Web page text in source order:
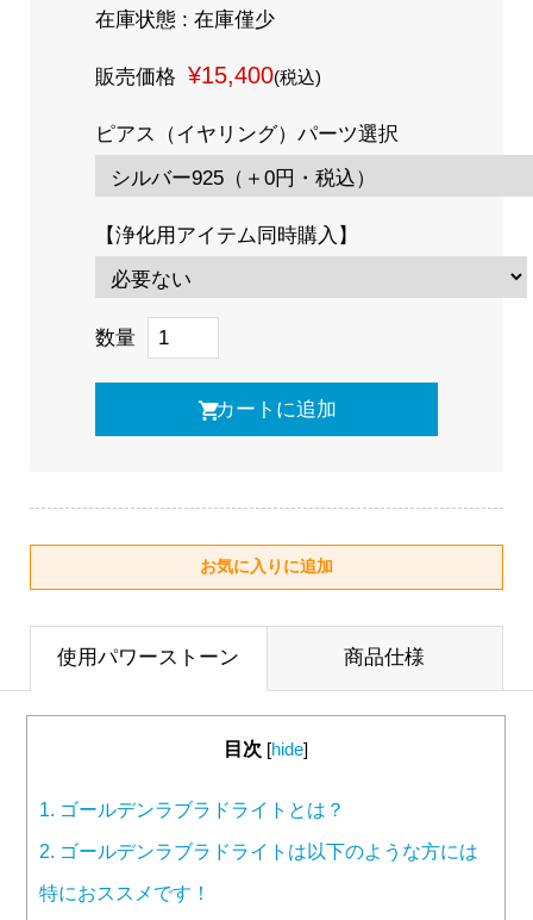
在庫状態 : 在庫僅少
販売価格 ¥15,400(税込)
ピアス（イヤリング）パーツ選択
【浄化用アイテム同時購入】
数量
使用パワーストーン 商品仕様
目次 [hide]
1. ゴールデンラブラドライトとは？
2. ゴールデンラブラドライトは以下のような方には
特におススメです！